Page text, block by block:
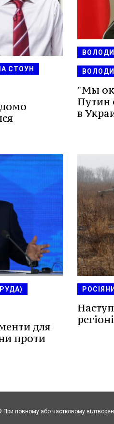
СТОУН
"Мы
Путин
в
для
проти
РОСІЯНИ
При повному або частковому